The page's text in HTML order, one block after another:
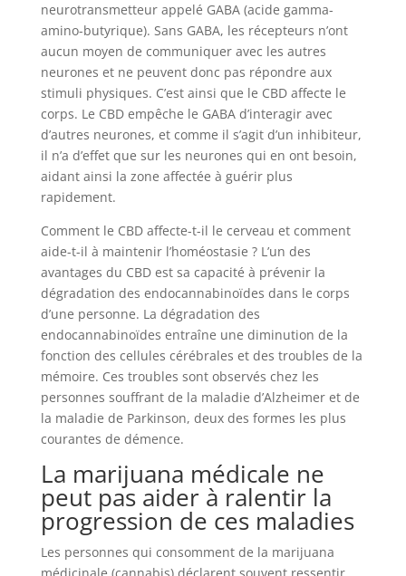
neurotransmetteur appelé GABA (acide gamma-
amino-butyrique). Sans GABA, les récepteurs n’ont
aucun moyen de communiquer avec les autres
neurones et ne peuvent donc pas répondre aux
stimuli physiques. C’est ainsi que le CBD affecte le
corps. Le CBD empêche le GABA d’interagir avec
d’autres neurones, et comme il s’agit d’un inhibiteur,
il n’a d’effet que sur les neurones qui en ont besoin,
aidant ainsi la zone affectée à guérir plus
rapidement.
Comment le CBD affecte-t-il le cerveau et comment
aide-t-il à maintenir l’homéostasie ? L’un des
avantages du CBD est sa capacité à prévenir la
dégradation des endocannabinoïdes dans le corps
d’une personne. La dégradation des
endocannabinoïdes entraîne une diminution de la
fonction des cellules cérébrales et des troubles de la
mémoire. Ces troubles sont observés chez les
personnes souffrant de la maladie d’Alzheimer et de
la maladie de Parkinson, deux des formes les plus
courantes de démence.
La marijuana médicale ne
peut pas aider à ralentir la
progression de ces maladies
Les personnes qui consomment de la marijuana